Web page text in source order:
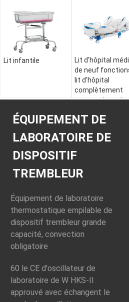
Lit infantile
Lit d'hôpital
de neuf
lit d'hôpital
complètement
automatique de
ÉQUIPEMENT DE
LABORATOIRE DE
DISPOSITIF
TREMBLEUR
Équipement de laboratoire
thermostatique empilable de
dispositif trembleur grande
capacité, convection
obligatoire
60 le CE d'oscillateur de
laboratoire de W HKS-II
approuvé avec échangent le